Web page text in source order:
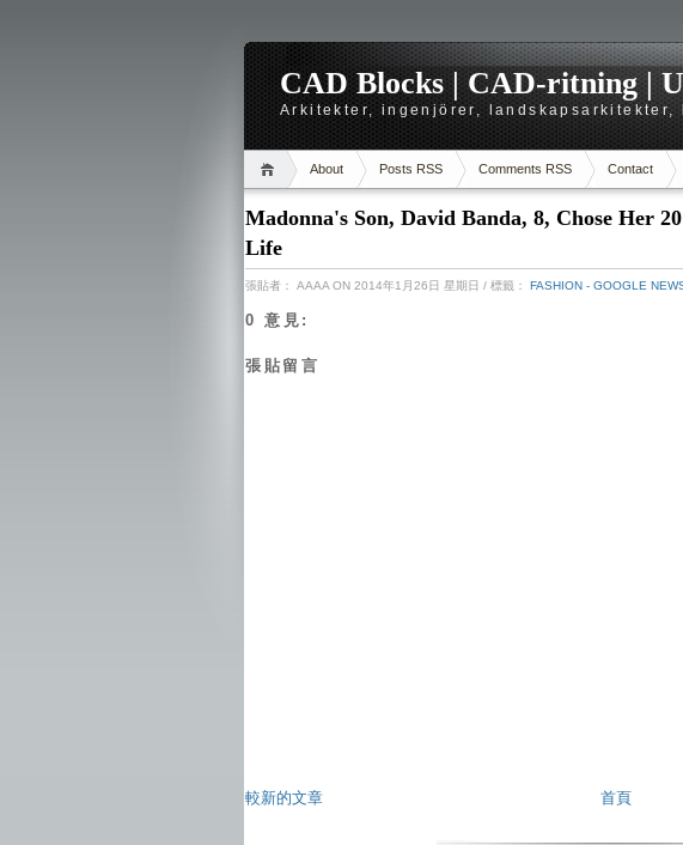
CAD Blocks | CAD-ritning |
Arkitekter, ingenjörer, landskapsarkitekter,
About Posts RSS Comments RSS Contact
Madonna's Son, David Banda, 8, Chose Her
Life
張貼者： AAAA ON 2014年1月26日 星期日 / 標籤： FASHION - GOOGLE
0 意見:
張貼留言
較新的文章 首頁